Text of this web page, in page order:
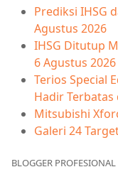
Prediksi IHSG
Agustus 2026
IHSG Ditutup
6 Agustus 2026
Terios Special
Hadir Terbatas
Mitsubishi
Galeri 24
BLOGGER